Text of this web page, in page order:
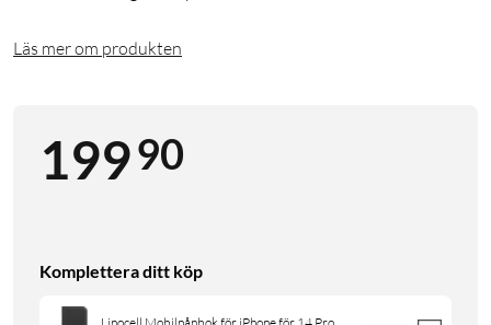
Läs mer om produkten
19990
Komplettera ditt köp